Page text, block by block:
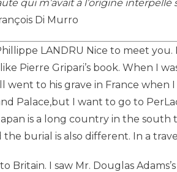
qui m’avait à l’origine
Di Murro
LANDRU Nice to meet you.
Pierre Gripari’s book. When I
went to his grave in France when
Palace,but I want to go to
is a long country in the
burial is also different. In a
Britain. I saw Mr. Douglas